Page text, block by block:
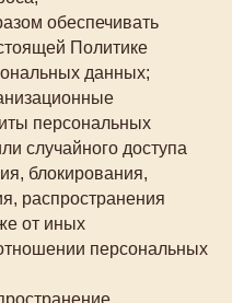
обеспечивать
Политике
данных;
персональных
случайного доступа
блокирования,
распространения
от иных
персональных